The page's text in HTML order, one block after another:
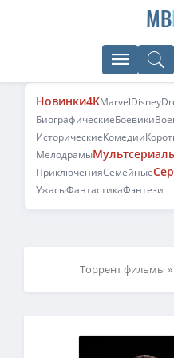
MB
Новинки4KMarvelDisney
БиографическиеБоевики
ИсторическиеКомедии
Мелодрамы
ПриключенияСемейные
УжасыФантастикаФэнтези
Торрент фильмы »